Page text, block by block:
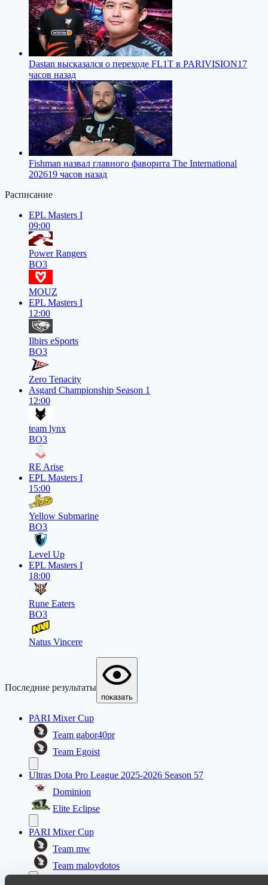
Dastan высказался о переходе FL1T в PARIVISION17
часов назад
Fishman назвал главного фаворита The International
202619 часов назад
Расписание
EPL Masters I
09:00
Power Rangers
BO3
MOUZ
EPL Masters I
12:00
Ilbirs eSports
BO3
Zero Tenacity
Asgard Championship Season 1
12:00
team lynx
BO3
RE Arise
EPL Masters I
15:00
Yellow Submarine
BO3
Level Up
EPL Masters I
18:00
Rune Eaters
BO3
Natus Vincere
Последние результаты
показать
PARI Mixer Cup
Team gabor40pr
Team Egoist
Ultras Dota Pro League 2025-2026 Season 57
Dominion
Elite Eclipse
PARI Mixer Cup
Team mw
Team maloydotos